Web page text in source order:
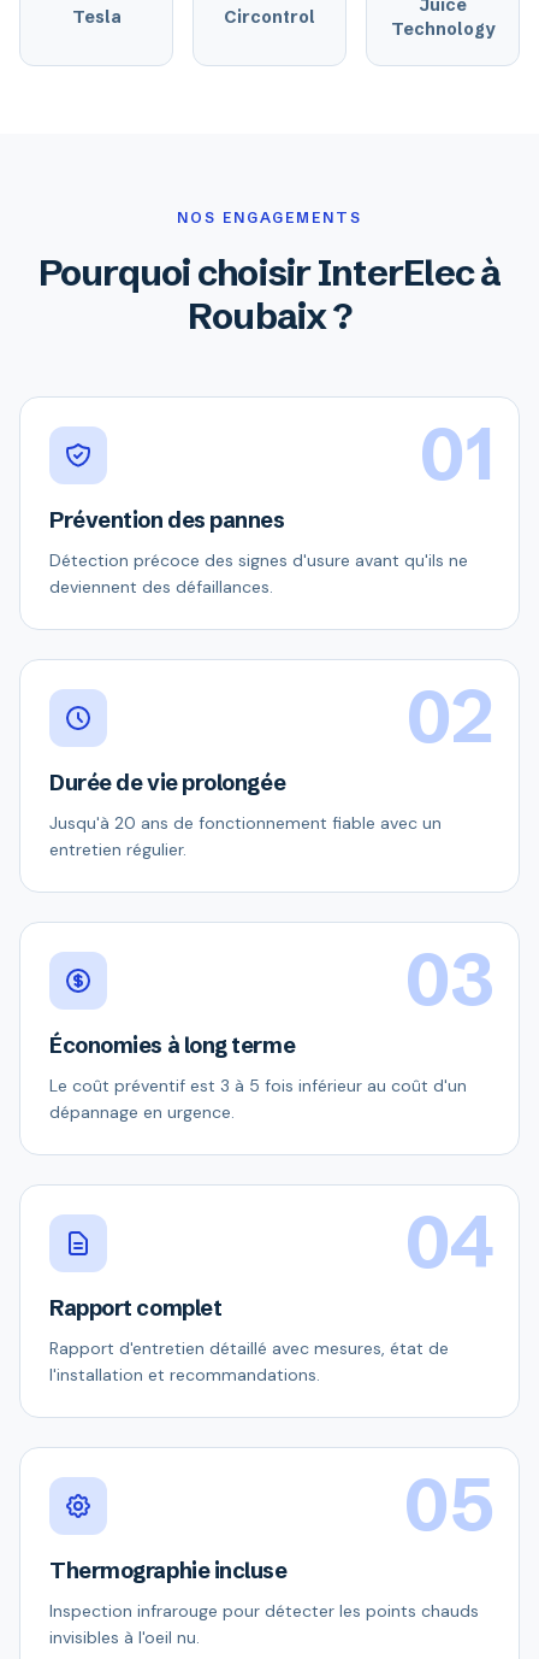
Tesla Circontrol
Juice
Technology
NOS ENGAGEMENTS
Pourquoi choisir InterElec à
Roubaix ?
01
Prévention des pannes
Détection précoce des signes d'usure avant qu'ils ne
deviennent des défaillances.
02
Durée de vie prolongée
Jusqu'à 20 ans de fonctionnement fiable avec un
entretien régulier.
03
Économies à long terme
Le coût préventif est 3 à 5 fois inférieur au coût d'un
dépannage en urgence.
04
Rapport complet
Rapport d'entretien détaillé avec mesures, état de
l'installation et recommandations.
05
Thermographie incluse
Inspection infrarouge pour détecter les points chauds
invisibles à l'oeil nu.